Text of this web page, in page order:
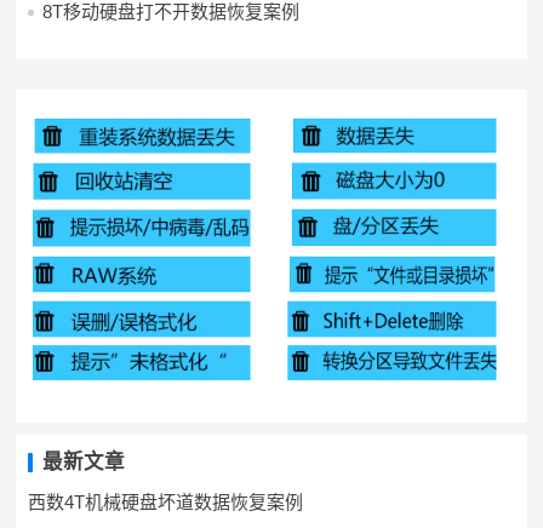
8T移动硬盘打不开数据恢复案例
最新文章
西数4T机械硬盘坏道数据恢复案例